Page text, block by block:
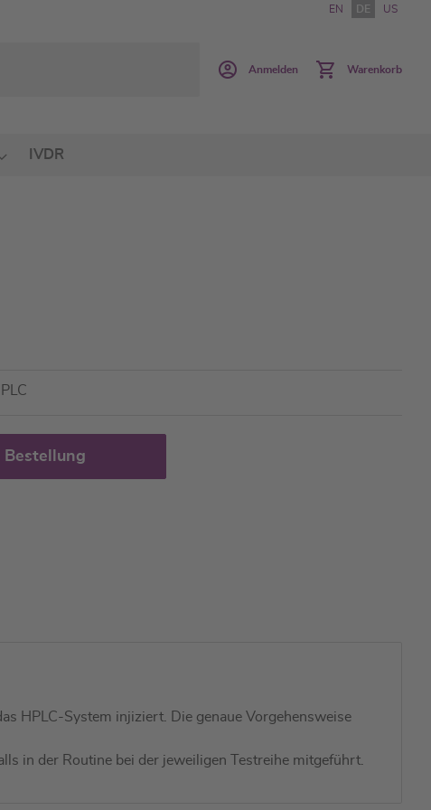
EN DE US
Anmelden Warenkorb
IVDR
HPLC-System injiziert. Die genaue Vorgehensweise
in der Routine bei der jeweiligen Testreihe mitgeführt.